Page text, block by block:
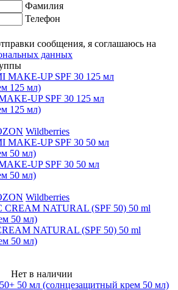
Фамилия
Телефон
сообщения, я соглашаюсь на
данных
UP SPF 30 125 мл
125 мл)
Wildberries
UP SPF 30 50 мл
50 мл)
Wildberries
NATURAL (SPF 50) 50 ml
50 мл)
Нет в наличии